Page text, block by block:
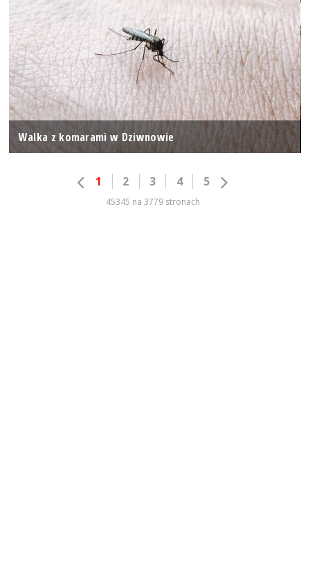
Walka z komarami w Dziwnowie
1 2 3 4 5
45345 na 3779 stronach